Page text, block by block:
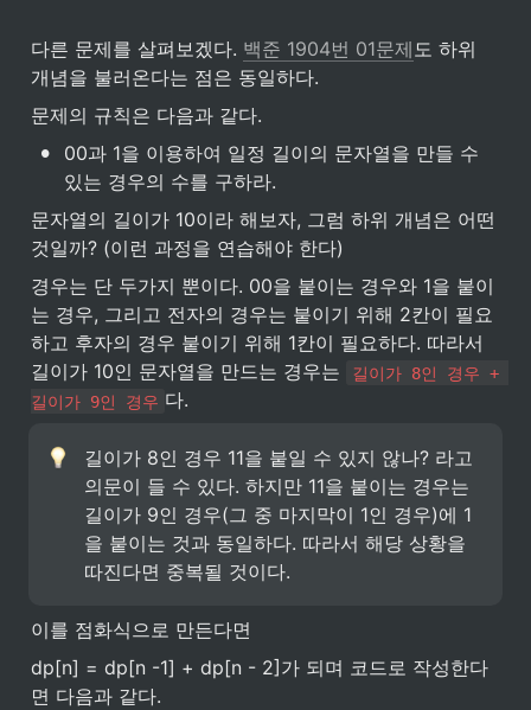
다른 문제를 살펴보겠다. 백준 1904번 01문제도 하위
개념을 불러온다는 점은 동일하다.
문제의 규칙은 다음과 같다.
•
00과 1을 이용하여 일정 길이의 문자열을 만들 수
있는 경우의 수를 구하라.
문자열의 길이가 10이라 해보자, 그럼 하위 개념은 어떤
것일까? (이런 과정을 연습해야 한다)
경우는 단 두가지 뿐이다. 00을 붙이는 경우와 1을 붙이
는 경우, 그리고 전자의 경우는 붙이기 위해 2칸이 필요
하고 후자의 경우 붙이기 위해 1칸이 필요하다. 따라서
길이가 10인 문자열을 만드는 경우는
길이가 8인 경우 +
길이가 9인 경우 다.
길이가 8인 경우 11을 붙일 수 있지 않나? 라고
의문이 들 수 있다. 하지만 11을 붙이는 경우는
길이가 9인 경우(그 중 마지막이 1인 경우)에 1
을 붙이는 것과 동일하다. 따라서 해당 상황을
따진다면 중복될 것이다.
이를 점화식으로 만든다면
dp[n] = dp[n -1] + dp[n - 2]가 되며 코드로 작성한다
면 다음과 같다.